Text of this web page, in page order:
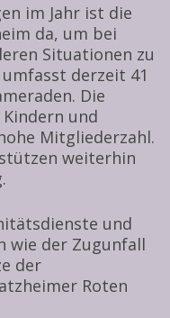
im Jahr ist die
da, um bei
Situationen zu
derzeit 41
Die
und
Mitgliederzahl.
weiterhin
und
wie der Zugunfall
der
Roten